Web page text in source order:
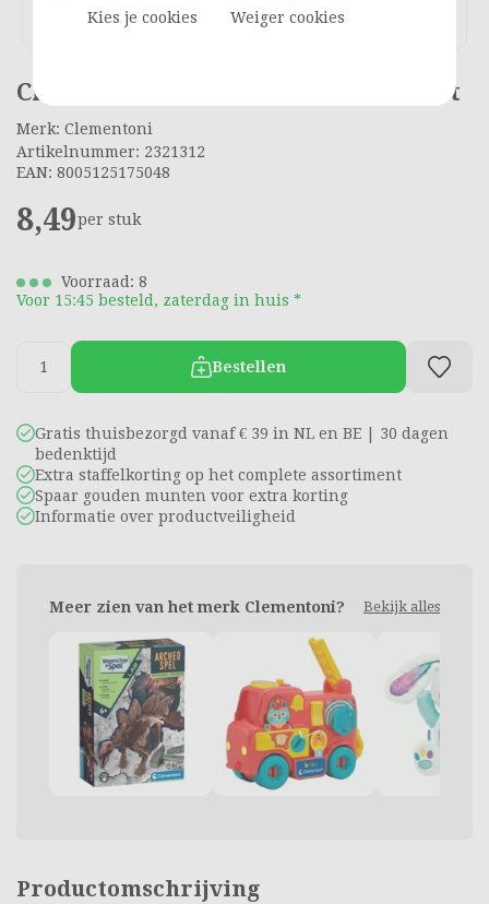
Clementoni Baby Rammelaar Donut
Merk: Clementoni
Artikelnummer: 2321312
EAN: 8005125175048
8,49per stuk
Voorraad: 8
Voor 15:45 besteld, zaterdag in huis *
Bestellen
Gratis thuisbezorgd vanaf € 39 in NL en BE | 30 dagen
bedenktijd
Extra staffelkorting op het complete assortiment
Spaar gouden munten voor extra korting
Informatie over productveiligheid
Meer zien van het merk Clementoni? Bekijk alles
Productomschrijving
Kies je cookies Weiger cookies